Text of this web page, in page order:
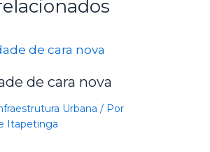
de cara nova
Urbana / Por
Itapetinga